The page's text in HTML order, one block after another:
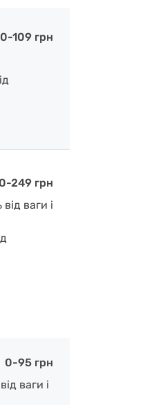
0-109 грн
0-249 грн
ваги і
0-95 грн
ваги і